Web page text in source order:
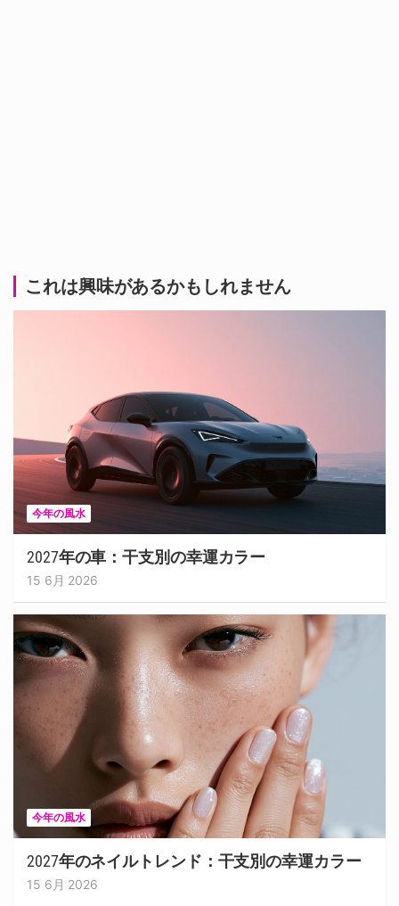
これは興味があるかもしれません
今年の風水
2027年の車：干支別の幸運カラー
15 6月 2026
今年の風水
2027年のネイルトレンド：干支別の幸運カラー
15 6月 2026